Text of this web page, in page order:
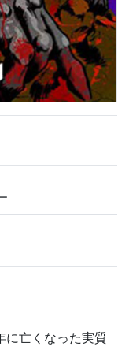
に亡くなった実質